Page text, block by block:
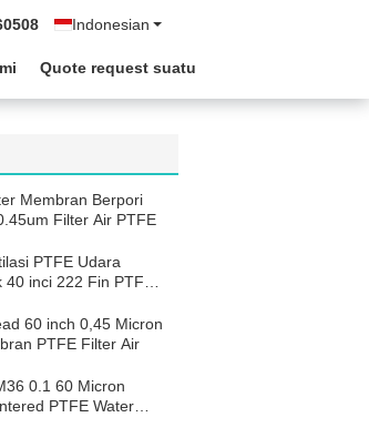
Indonesian
Quote request suatu
Membran Berpori
Filter Air PTFE
PTFE Udara
40 inci 222 Fin PTFE
60 inch 0,45 Micron
PTFE Filter Air
0.1 60 Micron
PTFE Water